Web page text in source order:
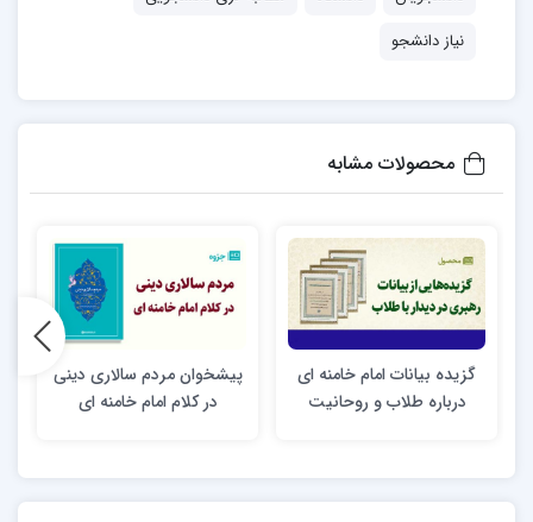
نیاز دانشجو
محصولات مشابه
گزیده بیانات امام خامنه ای
درباره طلاب و روحانیت
پیشخوان مردم سالاری دینی
در کلام امام خامنه ای